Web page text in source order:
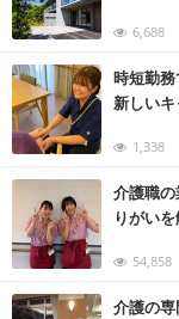
6,688
時短勤
新しい
1,338
介護職
りがい
54,858
介護の